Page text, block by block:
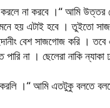
না করবে ।“ আমি উত্তর
হয় এটাই হবে । তুইতো
বেশ সাজগোজ করি । তবে
পারি না । ছেলেরা নাকি ন্যাকা
।“ আমি এতটুকু বলতে